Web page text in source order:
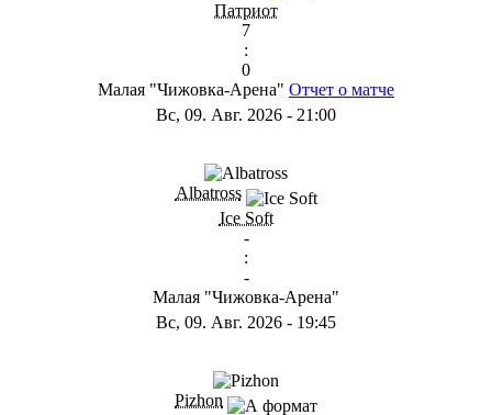
Патриот
7
:
0
Малая "Чижовка-Арена" Отчет о матче
Вс, 09. Авг. 2026 - 21:00
Albatross
Ice Soft
-
:
-
Малая "Чижовка-Арена"
Вс, 09. Авг. 2026 - 19:45
Pizhon